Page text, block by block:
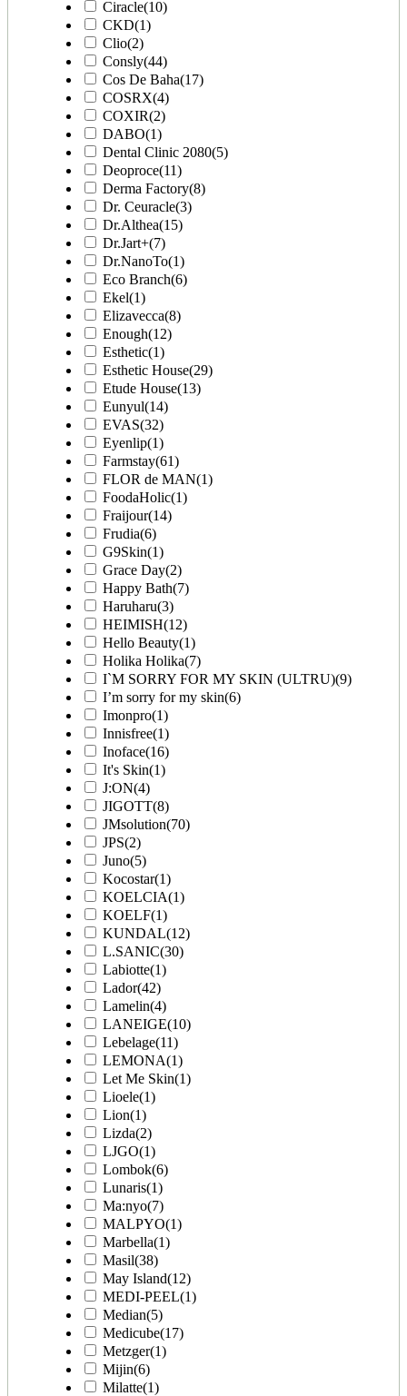
Ciracle(10)
CKD(1)
Clio(2)
Consly(44)
Cos De Baha(17)
COSRX(4)
COXIR(2)
DABO(1)
Dental Clinic 2080(5)
Deoproce(11)
Derma Factory(8)
Dr. Ceuracle(3)
Dr.Althea(15)
Dr.Jart+(7)
Dr.NanoTo(1)
Eco Branch(6)
Ekel(1)
Elizavecca(8)
Enough(12)
Esthetic(1)
Esthetic House(29)
Etude House(13)
Eunyul(14)
EVAS(32)
Eyenlip(1)
Farmstay(61)
FLOR de MAN(1)
FoodaHolic(1)
Fraijour(14)
Frudia(6)
G9Skin(1)
Grace Day(2)
Happy Bath(7)
Haruharu(3)
HEIMISH(12)
Hello Beauty(1)
Holika Holika(7)
I`M SORRY FOR MY SKIN (ULTRU)(9)
I’m sorry for my skin(6)
Imonpro(1)
Innisfree(1)
Inoface(16)
It's Skin(1)
J:ON(4)
JIGOTT(8)
JMsolution(70)
JPS(2)
Juno(5)
Kocostar(1)
KOELCIA(1)
KOELF(1)
KUNDAL(12)
L.SANIC(30)
Labiotte(1)
Lador(42)
Lamelin(4)
LANEIGE(10)
Lebelage(11)
LEMONA(1)
Let Me Skin(1)
Lioele(1)
Lion(1)
Lizda(2)
LJGO(1)
Lombok(6)
Lunaris(1)
Ma:nyo(7)
MALPYO(1)
Marbella(1)
Masil(38)
May Island(12)
MEDI-PEEL(1)
Median(5)
Medicube(17)
Metzger(1)
Mijin(6)
Milatte(1)